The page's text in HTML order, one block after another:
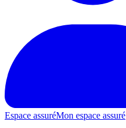
Espace assuréMon espace assuré